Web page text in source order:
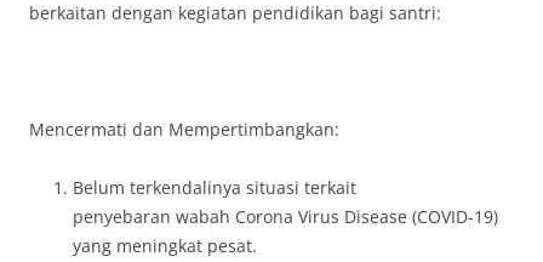
berkaitan dengan kegiatan pendidikan bagi santri:
Mencermati dan Mempertimbangkan:
Belum terkendalinya situasi terkait
penyebaran wabah Corona Virus Disease (COVID-19)
yang meningkat pesat.